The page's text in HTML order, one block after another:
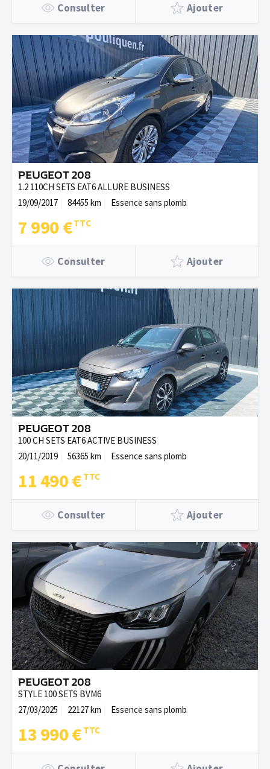
Consulter Ajouter
PEUGEOT 208
1.2 110CH SETS EAT6 ALLURE BUSINESS
19/09/2017
84455 km Essence sans plomb
7 990 €
Consulter Ajouter
PEUGEOT 208
100 CH SETS EAT6 ACTIVE BUSINESS
20/11/2019
56365 km Essence sans plomb
11 490 €
Consulter Ajouter
PEUGEOT 208
STYLE 100 SETS BVM6
27/03/2025
22127 km Essence sans plomb
13 990 €